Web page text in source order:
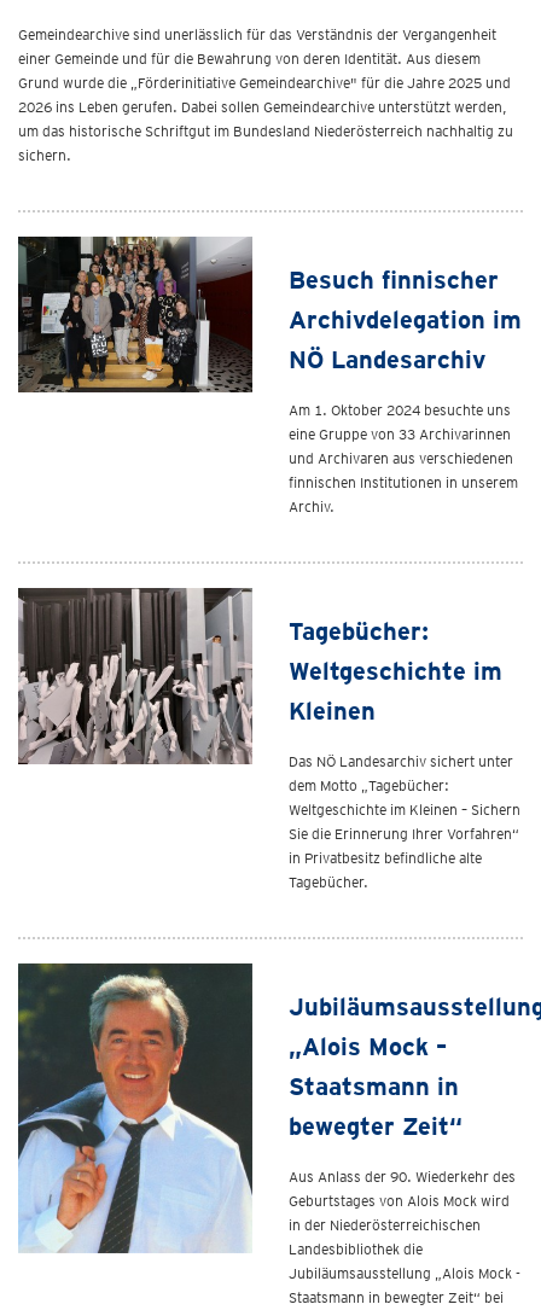
Gemeindearchive sind unerlässlich für das Verständnis der Vergangenheit
einer Gemeinde und für die Bewahrung von deren Identität. Aus diesem
Grund wurde die „Förderinitiative Gemeindearchive" für die Jahre 2025 und
2026 ins Leben gerufen. Dabei sollen Gemeindearchive unterstützt werden,
um das historische Schriftgut im Bundesland Niederösterreich nachhaltig zu
sichern.
Besuch finnischer
Archivdelegation im
NÖ Landesarchiv
Am 1. Oktober 2024 besuchte uns
eine Gruppe von 33 Archivarinnen
und Archivaren aus verschiedenen
finnischen Institutionen in unserem
Archiv.
Tagebücher:
Weltgeschichte im
Kleinen
Das NÖ Landesarchiv sichert unter
dem Motto „Tagebücher:
Weltgeschichte im Kleinen – Sichern
Sie die Erinnerung Ihrer Vorfahren“
in Privatbesitz befindliche alte
Tagebücher.
„Alois Mock –
Staatsmann in
bewegter Zeit“
Aus Anlass der 90. Wiederkehr des
Geburtstages von Alois Mock wird
in der Niederösterreichischen
Landesbibliothek die
Jubiläumsausstellung „Alois Mock -
Staatsmann in bewegter Zeit“ bei